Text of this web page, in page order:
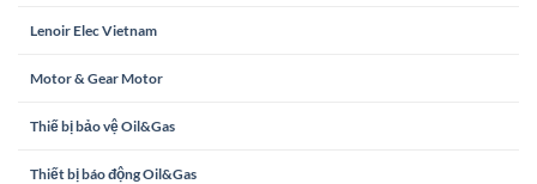
Lenoir Elec Vietnam
Motor & Gear Motor
Thiế bị bảo vệ Oil&Gas
Thiết bị báo động Oil&Gas